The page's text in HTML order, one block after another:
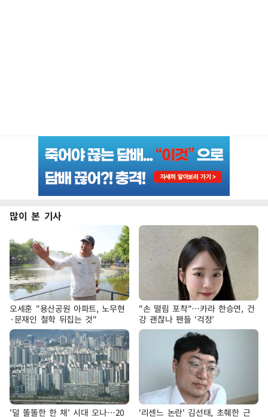
많이 본 기사
오세훈 "용산공원 아파트, 노무현
·문재인 철학 뒤집는 것"
"손 떨림 포착"…카라 한승연, 건
강 괜찮나 팬들 '걱정'
'덜 똘똘한 한 채' 시대 오나…20
'리센느 논란' 김선태, 초췌한 근